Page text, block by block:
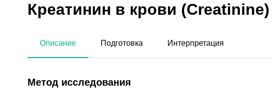
Креатинин в крови
Описание Подготовка Интерпретация
Метод исследования